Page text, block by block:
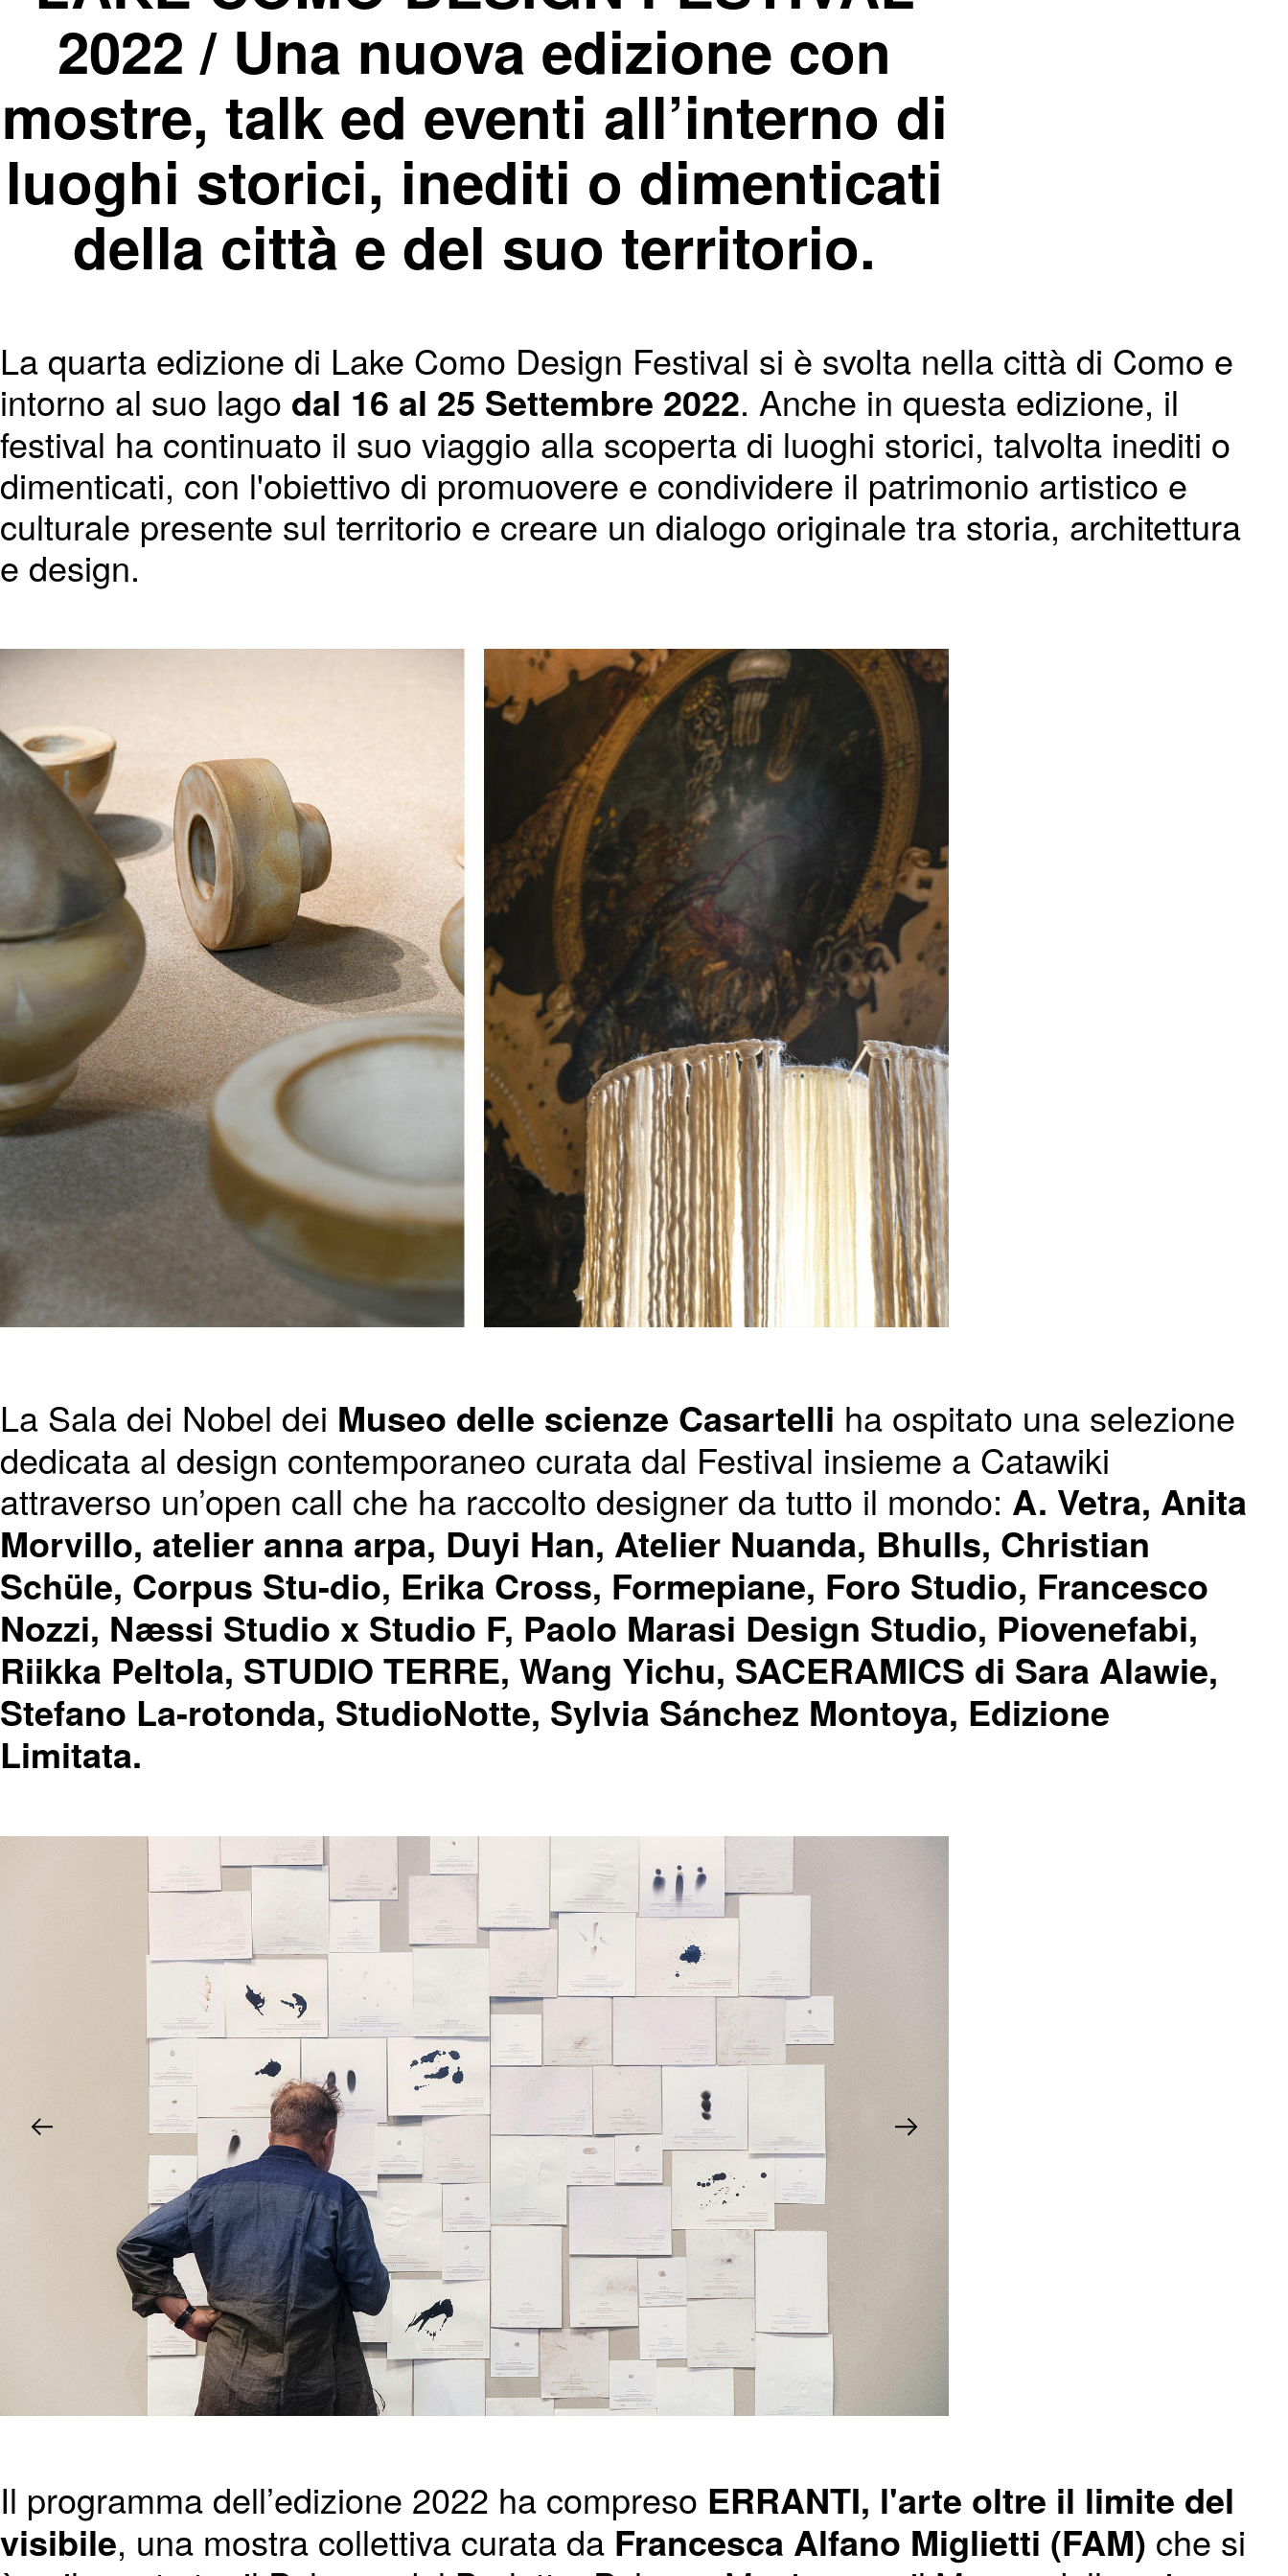
2022 / Una nuova edizione con
mostre, talk ed eventi all’interno di
luoghi storici, inediti o dimenticati
della città e del suo territorio.
La quarta edizione di Lake Como Design Festival si è svolta nella città di Como e
intorno al suo lago dal 16 al 25 Settembre 2022. Anche in questa edizione, il
festival ha continuato il suo viaggio alla scoperta di luoghi storici, talvolta inediti o
dimenticati, con l'obiettivo di promuovere e condividere il patrimonio artistico e
culturale presente sul territorio e creare un dialogo originale tra storia, architettura
e design.
La Sala dei Nobel dei Museo delle scienze Casartelli ha ospitato una selezione
dedicata al design contemporaneo curata dal Festival insieme a Catawiki
attraverso un’open call che ha raccolto designer da tutto il mondo: A. Vetra, Anita
Morvillo, atelier anna arpa, Duyi Han, Atelier Nuanda, Bhulls, Christian
Schüle, Corpus Stu-dio, Erika Cross, Formepiane, Foro Studio, Francesco
Nozzi, Næssi Studio x Studio F, Paolo Marasi Design Studio, Piovenefabi,
Riikka Peltola, STUDIO TERRE, Wang Yichu, SACERAMICS di Sara Alawie,
Stefano La-rotonda, StudioNotte, Sylvia Sánchez Montoya, Edizione
Limitata.
Il programma dell’edizione 2022 ha compreso ERRANTI, l'arte oltre il limite del
visibile, una mostra collettiva curata da Francesca Alfano Miglietti (FAM) che si